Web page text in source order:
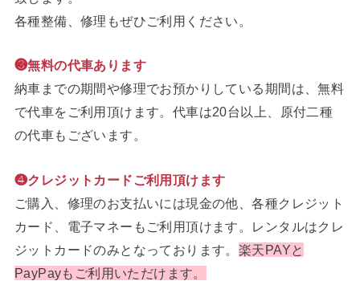
各種整備、修理もぜひご利用ください。
❸無料の代車あります
納車までの期間や修理でお預かりしている期間は、無料
で代車をご利用頂けます。代車は20台以上、原付二種
の代車もございます。
❹クレジットカードご利用頂けます
ご購入、修理のお支払いには現金の他、各種クレジット
カード、電子マネーもご利用頂けます。レンタルはクレ
ジットカードのみとなっております。 楽天PAYと
PayPayもご利用いただけます。